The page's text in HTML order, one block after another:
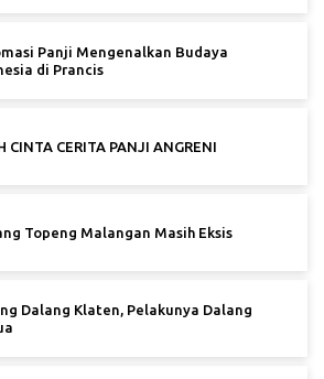
Panji Mengenalkan Budaya
di Prancis
CINTA CERITA PANJI ANGRENI
Topeng Malangan Masih Eksis
Dalang Klaten, Pelakunya Dalang